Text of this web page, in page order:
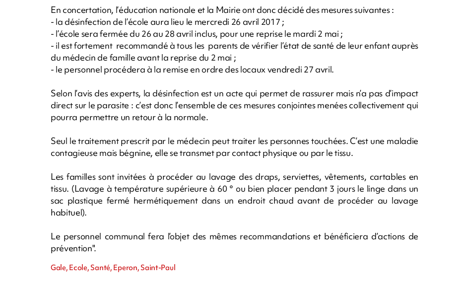
En concertation, l’éducation nationale et la Mairie ont donc décidé des mesures suivantes :
- la désinfection de l’école aura lieu le mercredi 26 avril 2017 ;
- l’école sera fermée du 26 au 28 avril inclus, pour une reprise le mardi 2 mai ;
- il est fortement recommandé à tous les parents de vérifier l’état de santé de leur enfant auprès
du médecin de famille avant la reprise du 2 mai ;
- le personnel procédera à la remise en ordre des locaux vendredi 27 avril.
Selon l’avis des experts, la désinfection est un acte qui permet de rassurer mais n’a pas d’impact
direct sur le parasite : c’est donc l’ensemble de ces mesures conjointes menées collectivement qui
pourra permettre un retour à la normale.
Seul le traitement prescrit par le médecin peut traiter les personnes touchées. C’est une maladie
contagieuse mais bégnine, elle se transmet par contact physique ou par le tissu.
Les familles sont invitées à procéder au lavage des draps, serviettes, vêtements, cartables en
tissu. (Lavage à température supérieure à 60 ° ou bien placer pendant 3 jours le linge dans un
sac plastique fermé hermétiquement dans un endroit chaud avant de procéder au lavage
habituel).
Le personnel communal fera l’objet des mêmes recommandations et bénéficiera d’actions de
prévention".
Gale, Ecole, Santé, Eperon, Saint-Paul